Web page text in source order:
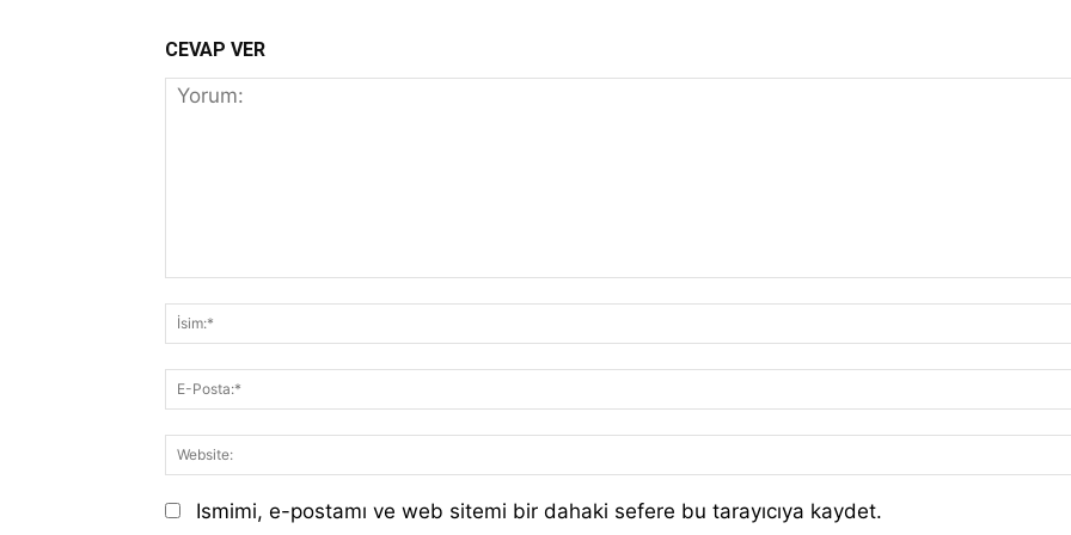
CEVAP VER
Yorum:
Ismimi, e-postamı ve web sitemi bir dahaki sefere bu tarayıcıya kaydet.